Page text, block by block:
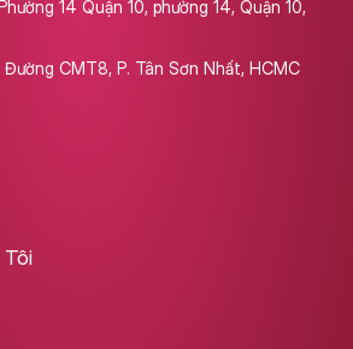
14 Quận 10, phường 14, Quận 10,
CMT8, P. Tân Sơn Nhất, HCMC